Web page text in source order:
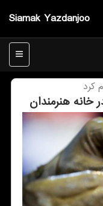
Siamak Yazdanjoo
منو
كرد
هنرمندان